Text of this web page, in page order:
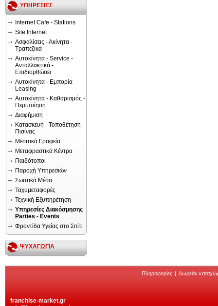
ΥΠΗΡΕΣΙΕΣ
Internet Cafe - Stations
Site Internet
Ασφαλίσεις - Ακίνητα -
Τραπεζικά
Αυτοκίνητα - Service -
Ανταλλακτικά -
Επιδιορθώσει
Αυτοκίνητα - Εμπορία
Leasing
Αυτοκίνητα - Καθαρισμός -
Περιποίηση
Διαφήμιση
Κατασκευή - Τοποθέτηση
Πισίνας
Μεσιτικά Γραφεία
Μεταφραστικά Κέντρα
Παιδότοποι
Παροχή Υπηρεσιών
Σωστικά Μέσα
Ταχυμεταφορές
Τεχνική Εξυπηρέτηση
Υπηρεσίες Διακόσμησης
Parties - Events
Φροντίδα Υγείας στο Σπίτι
ΨΥΧΑΓΩΓΙΑ
Πληροφορίες | Δωρεάν
franchise-market.gr